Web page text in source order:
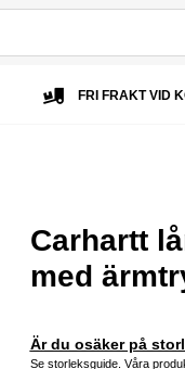
FRI FRAKT VID
Carhartt
med
Är du osäker på
Se storleksguide. Våra